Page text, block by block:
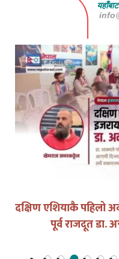
दक्षिण एशियाकै पहिलो
पूर्व राजदूत डा.